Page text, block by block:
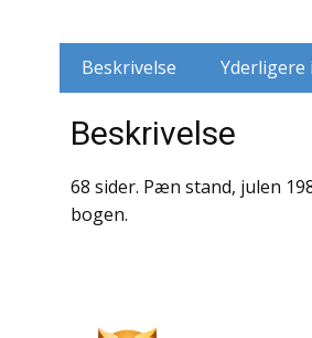
Krige / Slag
Beskrivelse
Beskrivelse
68 sider. Pæn stand, julen
bogen.